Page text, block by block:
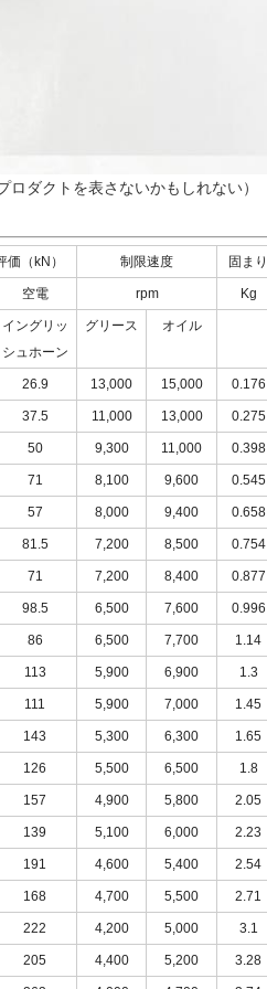
ダクトを表さないかもしれない）
価（kN） 制限速度 固まり
空電 rpm Kg
イングリッ
シュホーン
グリース オイル
26.9 13,000 15,000 0.176
37.5 11,000 13,000 0.275
50 9,300 11,000 0.398
71 8,100 9,600 0.545
57 8,000 9,400 0.658
81.5 7,200 8,500 0.754
71 7,200 8,400 0.877
98.5 6,500 7,600 0.996
86 6,500 7,700 1.14
113 5,900 6,900 1.3
111 5,900 7,000 1.45
143 5,300 6,300 1.65
126 5,500 6,500 1.8
157 4,900 5,800 2.05
139 5,100 6,000 2.23
191 4,600 5,400 2.54
168 4,700 5,500 2.71
222 4,200 5,000 3.1
205 4,400 5,200 3.28